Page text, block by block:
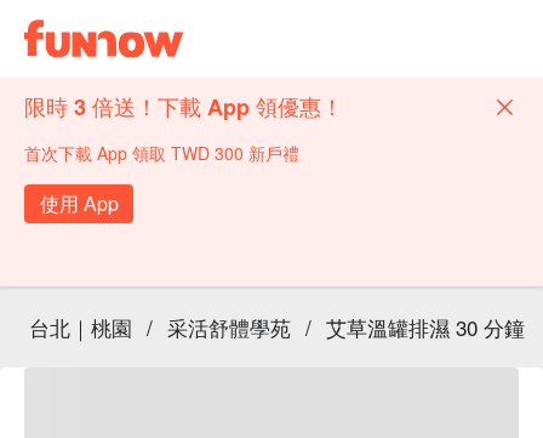
限時 3 倍送！下載 App 領優惠！
首次下載 App 領取 TWD 300 新戶禮
使用 App
台北｜桃園 / 采活舒體學苑 / 艾草溫罐排濕 30 分鐘